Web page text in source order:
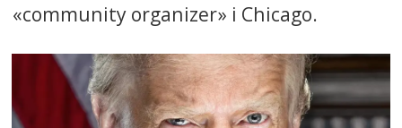
«community organizer» i Chicago.